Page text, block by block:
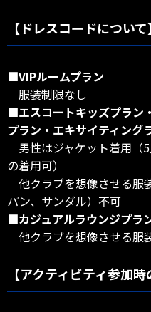
【ドレスコードについて】
■VIPルームプラン
服装制限なし
■エスコートキッズプラン
プラン・エキサイティング
男性はジャケット着用（
の着用可）
他クラブを想像させる服
パン、サンダル）不可
■カジュアルラウンジプラ
他クラブを想像させる服
【アクティビティ参加時